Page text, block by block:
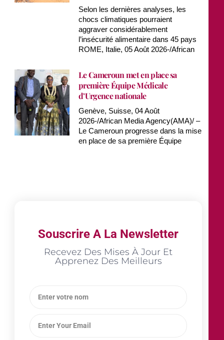
Selon les dernières analyses, les
chocs climatiques pourraient
aggraver considérablement
l’insécurité alimentaire dans 45 pays
ROME, Italie, 05 Août 2026-/African
Le Cameroun met en place sa
première Équipe Médicale
d’Urgence nationale
Genève, Suisse, 04 Août
2026-/African Media Agency(AMA)/ –
Le Cameroun progresse dans la mise
en place de sa première Équipe
Souscrire A La Newsletter
Recevez Des Mises À Jour Et
Apprenez Des Meilleurs